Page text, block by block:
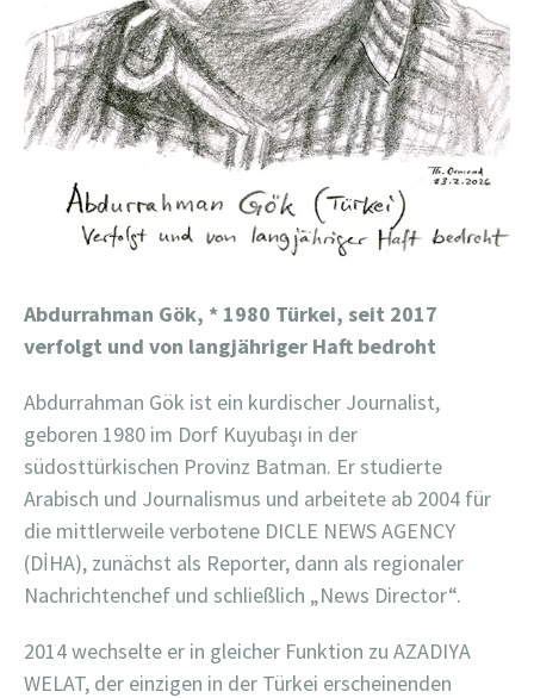
Abdurrahman Gök, * 1980 Türkei, seit 2017
verfolgt und von langjähriger Haft bedroht
Abdurrahman Gök ist ein kurdischer Journalist,
geboren 1980 im Dorf Kuyubaşı in der
südosttürkischen Provinz Batman. Er studierte
Arabisch und Journalismus und arbeitete ab 2004 für
die mittlerweile verbotene DICLE NEWS AGENCY
(DİHA), zunächst als Reporter, dann als regionaler
Nachrichtenchef und schließlich „News Director“.
2014 wechselte er in gleicher Funktion zu AZADIYA
WELAT, der einzigen in der Türkei erscheinenden